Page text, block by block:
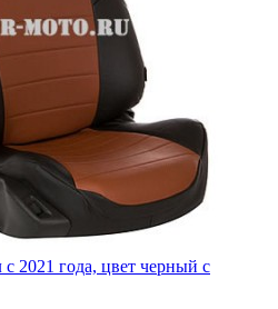
2021 года, цвет черный с